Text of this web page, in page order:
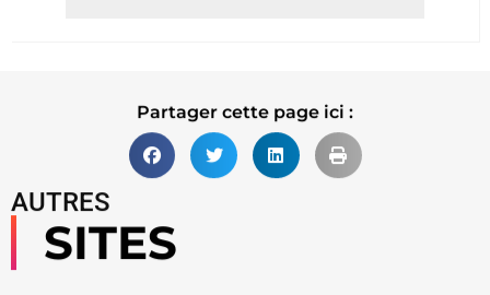
Partager cette page ici :
AUTRES
SITES